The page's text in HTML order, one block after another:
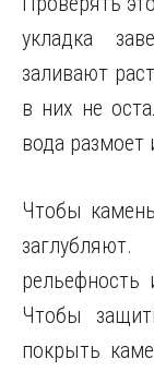
укладка
заливают
в них не
вода размоет
Чтобы
рельефность
Чтобы
покрыть